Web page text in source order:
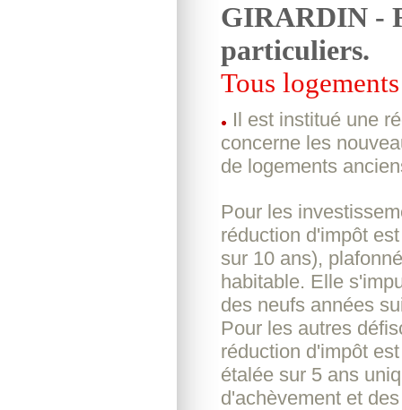
GIRARDIN -
particuliers.
Tous logements
Il est institué une
concerne les
de logements
Pour les
réduction d'impôt
sur 10 ans),
habitable. Elle
des neufs années
Pour les autres
réduction d'impôt
étalée sur 5 ans
d'achèvement et